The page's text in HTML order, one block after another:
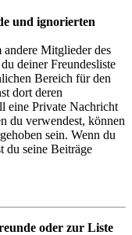
und ignorierten
andere Mitglieder des
deiner Freundesliste
Bereich für den
dort deren
eine Private Nachricht
du verwendest, können
sein. Wenn du
du seine Beiträge
oder zur Liste